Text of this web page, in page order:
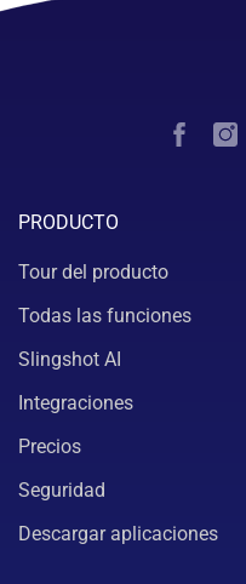
PRODUCTO
Tour del producto
Todas las funciones
Slingshot AI
Integraciones
Precios
Seguridad
Descargar aplicaciones